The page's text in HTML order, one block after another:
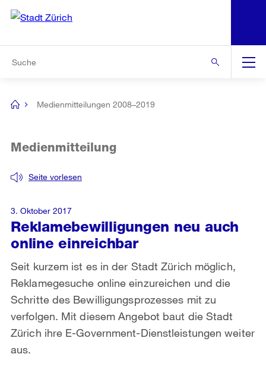
Navigation
[no
Medienmitteilungen 2008–2019
Reklamebewilligungen neu auch
online einreichbar
Seite vorlesen
Medienmitteilung
Seit kurzem ist es in der Stadt Zürich möglich,
Reklamegesuche online einzureichen und die
Schritte des Bewilligungsprozesses mit zu
verfolgen. Mit diesem Angebot baut die Stadt
Zürich ihre E-Government-Dienstleistungen weiter
aus.
3. Oktober 2017